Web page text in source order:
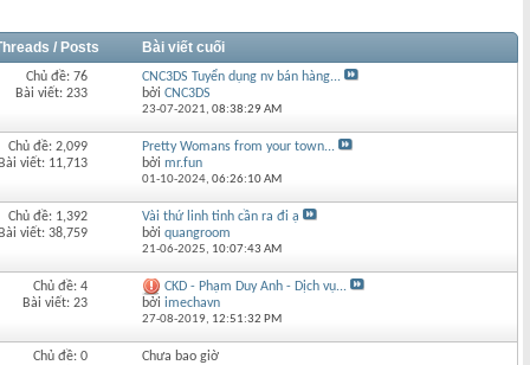
/ Posts Bài viết cuối
Chủ đề: 76
Bài viết: 233
CNC3DS Tuyển dụng nv bán hàng...
bởiCNC3DS
23-07-2021,08:38:29 AM
Chủ đề: 2,099
Bài viết: 11,713
Pretty Womans from your town...
bởimr.fun
01-10-2024,06:26:10 AM
Chủ đề: 1,392
Bài viết: 38,759
Vài thứ linh tinh cần ra đi ạ
bởiquangroom
21-06-2025, 10:07:43 AM
Chủ đề: 4
Bài viết: 23
CKD - Phạm Duy Anh - Dịch vụ...
bởiimechavn
27-08-2019, 12:51:32 PM
Chủ đề: 0
Chưa bao giờ